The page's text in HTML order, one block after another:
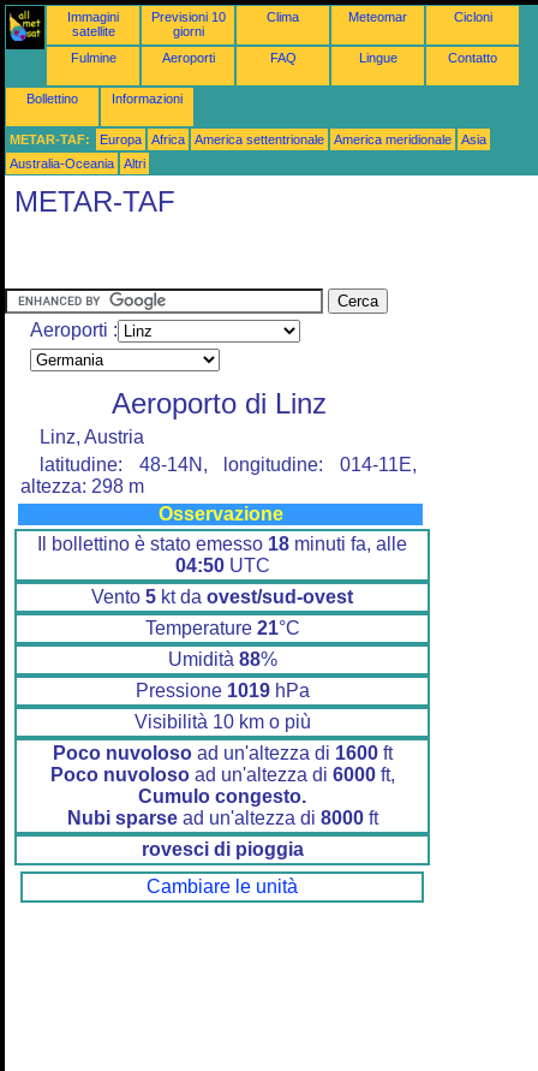
Immagini
satellite
Previsioni 10
giorni
Clima Meteomar Cicloni
Fulmine Aeroporti FAQ Lingue Contatto
Bollettino Informazioni
METAR-TAF: Europa Africa America settentrionale America meridionale
Asia
Australia-Oceania
Altri
METAR-TAF
Aeroporti :
Aeroporto di Linz
Linz, Austria
latitudine: 48-14N, longitudine: 014-11E,
altezza: 298 m
Osservazione
Il bollettino è stato emesso 18 minuti fa, alle
04:50UTC
Vento 5 kt da ovest/sud-ovest
Temperature 21°C
Umidità 88%
Pressione 1019hPa
Visibilità 10 km o più
Poco nuvolosoad un'altezza di 1600ft
Poco nuvolosoad un'altezza di 6000ft,
Cumulo congesto.
Nubi sparsead un'altezza di 8000ft
rovesci di pioggia
Cambiare le unità